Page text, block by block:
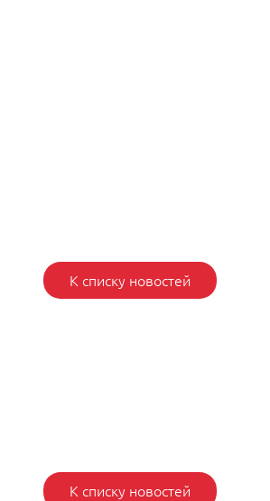
К списку новостей
К списку новостей